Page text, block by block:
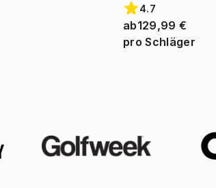
4.7
ab129,99 €
pro Schläger